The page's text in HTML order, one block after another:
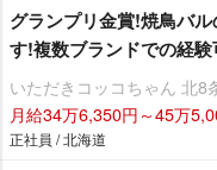
グランプリ金賞!焼鳥バ
す!複数ブランドでの経
いただきコッコちゃん 北8
月給34万6,350円～45万
正社員 / 北海道